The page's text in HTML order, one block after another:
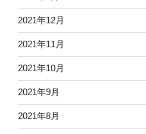
2021年12月
2021年11月
2021年10月
2021年9月
2021年8月